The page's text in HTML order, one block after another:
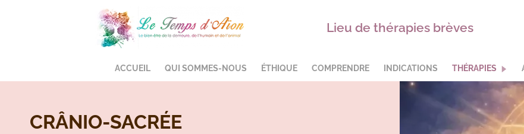
Lieu de thérapies brèves
ACCUEIL QUI SOMMES-NOUS ÉTHIQUE COMPRENDRE INDICATIONS THÉRAPIES
CRÂNIO-SACRÉE